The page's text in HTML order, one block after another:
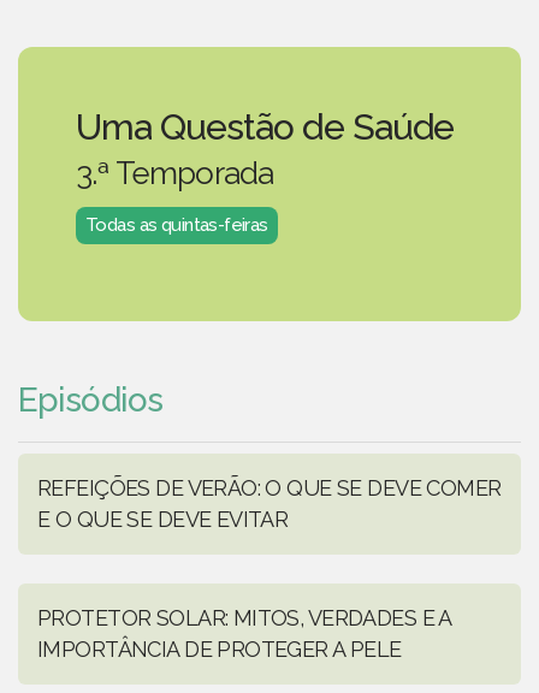
Uma Questão de Saúde
3.ª Temporada
Todas as quintas-feiras
Episódios
REFEIÇÕES DE VERÃO: O QUE SE DEVE COMER
E O QUE SE DEVE EVITAR
PROTETOR SOLAR: MITOS, VERDADES E A
IMPORTÂNCIA DE PROTEGER A PELE